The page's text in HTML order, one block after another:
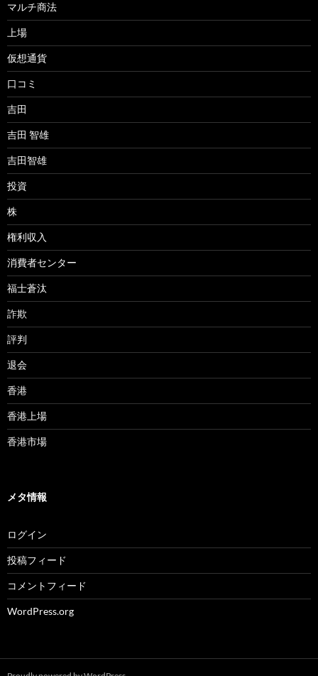
マルチ商法
上場
仮想通貨
口コミ
吉田
吉田 智雄
吉田智雄
投資
株
権利収入
消費者センター
福士蒼汰
詐欺
評判
退会
香港
香港上場
香港市場
メタ情報
ログイン
投稿フィード
コメントフィード
WordPress.org